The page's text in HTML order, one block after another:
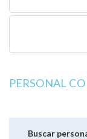
PERSONAL
Buscar